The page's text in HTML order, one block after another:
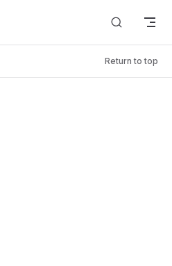
Return to top